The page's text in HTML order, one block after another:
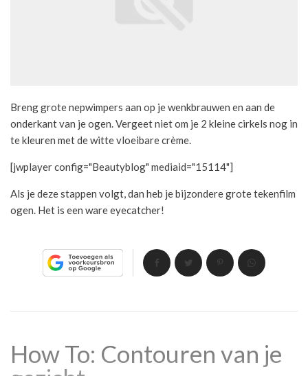
Breng grote nepwimpers aan op je wenkbrauwen en aan de
onderkant van je ogen. Vergeet niet om je 2 kleine cirkels nog in
te kleuren met de witte vloeibare crème.
[jwplayer config="Beautyblog" mediaid="15114"]
Als je deze stappen volgt, dan heb je bijzondere grote tekenfilm
ogen. Het is een ware eyecatcher!
How To: Contouren van je